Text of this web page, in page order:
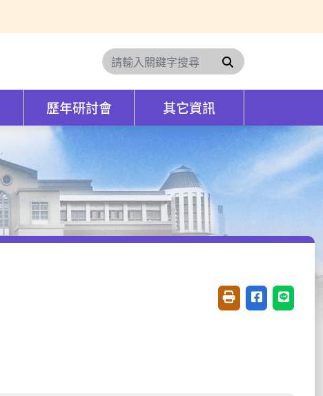
搜尋
歷年研討會 其它資訊
友善列印(開新視窗)
分享至臉書(
分享至